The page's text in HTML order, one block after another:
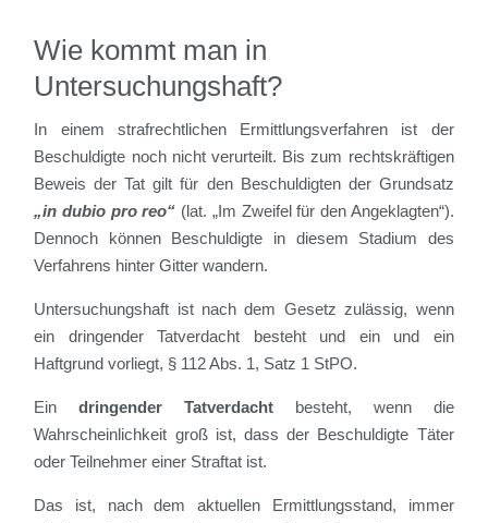
Wie kommt man in
Untersuchungshaft?
In einem strafrechtlichen Ermittlungsverfahren ist der
Beschuldigte noch nicht verurteilt. Bis zum rechtskräftigen
Beweis der Tat gilt für den Beschuldigten der Grundsatz
„in dubio pro reo“ (lat. „Im Zweifel für den Angeklagten“).
Dennoch können Beschuldigte in diesem Stadium des
Verfahrens hinter Gitter wandern.
Untersuchungshaft ist nach dem Gesetz zulässig, wenn
ein dringender Tatverdacht besteht und ein und ein
Haftgrund vorliegt, § 112 Abs. 1, Satz 1 StPO.
Eindringender Tatverdacht besteht, wenn die
Wahrscheinlichkeit groß ist, dass der Beschuldigte Täter
oder Teilnehmer einer Straftat ist.
Das ist, nach dem aktuellen Ermittlungsstand, immer